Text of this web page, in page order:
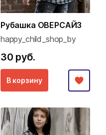
Рубашка ОВЕРСАЙЗ
happy_child_shop_by
30 руб.
В корзину